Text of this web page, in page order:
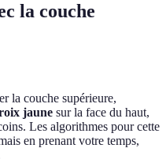
la couche
la couche supérieure,
jaune sur la face du haut,
Les algorithmes pour cette
en prenant votre temps,